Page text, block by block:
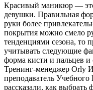
Крaсивый мaникюр — этo
девушки. Правильная
руки более
покрытия можно смело
тенденциями сезона, то
учитывать следующие
форма кисти и пальцев и
Тренинг-менеджер Orly
преподаватель
рассказали, как выбрать